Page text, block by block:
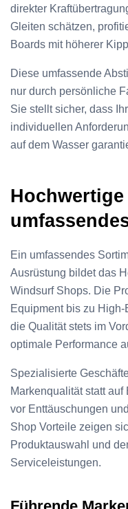
direkter
Gleiten schätzen,
Boards mit höherer
Diese umfassende
nur durch persönliche
Sie stellt sicher, dass
individuellen
auf dem Wasser
Ein umfassendes
Ausrüstung bildet das
Windsurf Shops. Die
Equipment bis zu
die Qualität stets im
optimale Performance
Spezialisierte
Markenqualität statt
vor Enttäuschungen
Shop Vorteile zeigen
Produktauswahl und
Serviceleistungen.